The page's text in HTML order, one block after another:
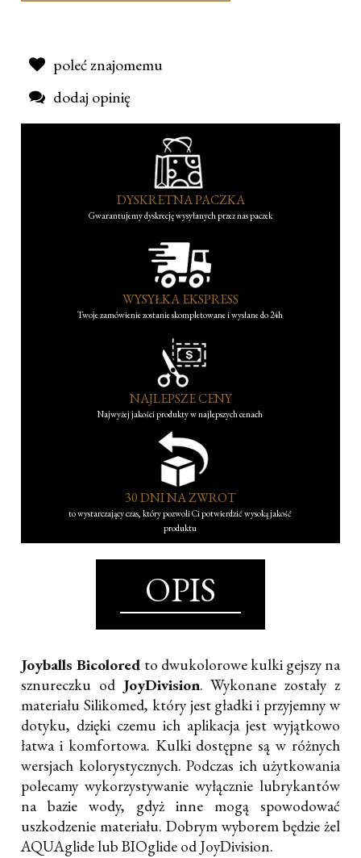
poleć znajomemu
dodaj opinię
DYSKRETNA PACZKA
Gwarantujemy dyskrecję wysyłanych przez nas paczek
WYSYŁKA EKSPRESS
Twoje zamówienie zostanie skompletowane i wysłane do 24h
NAJLEPSZE CENY
Najwyżej jakości produkty w najlepszych cenach
30 DNI NA ZWROT
to wystarczający czas, który pozwoli Ci potwierdzić wysoką jakość
produktu
OPIS
Joyballs Bicolored to dwukolorowe kulki gejszy na
sznureczku od JoyDivision. Wykonane zostały z
materiału Silikomed, który jest gładki i przyjemny w
dotyku, dzięki czemu ich aplikacja jest wyjątkowo
łatwa i komfortowa. Kulki dostępne są w różnych
wersjach kolorystycznych. Podczas ich użytkowania
polecamy wykorzystywanie wyłącznie lubrykantów
na bazie wody, gdyż inne mogą spowodować
uszkodzenie materiału. Dobrym wyborem będzie żel
AQUAglide lub BIOglide od JoyDivision.